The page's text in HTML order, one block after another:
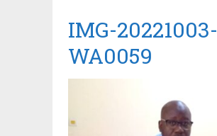
IMG-20221003-
WA0059